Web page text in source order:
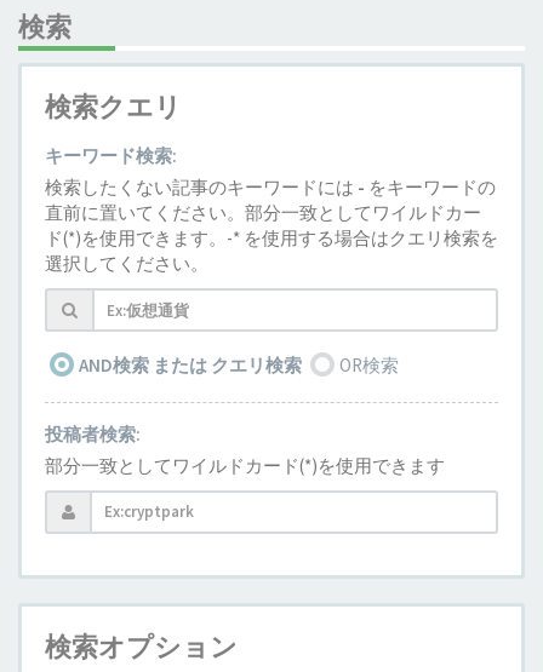
検索
検索クエリ
キーワード検索:
検索したくない記事のキーワードには - をキーワードの
直前に置いてください。部分一致としてワイルドカー
ド(*)を使用できます。-* を使用する場合はクエリ検索を
選択してください。
AND検索 または クエリ検索 OR検索
投稿者検索:
部分一致としてワイルドカード(*)を使用できます
検索オプション